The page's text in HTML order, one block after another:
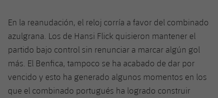
En la reanudación, el reloj corría a favor del combinado
azulgrana. Los de Hansi Flick quisieron mantener el
partido bajo control sin renunciar a marcar algún gol
más. El Benfica, tampoco se ha acabado de dar por
vencido y esto ha generado algunos momentos en los
que el combinado portugués ha logrado construir